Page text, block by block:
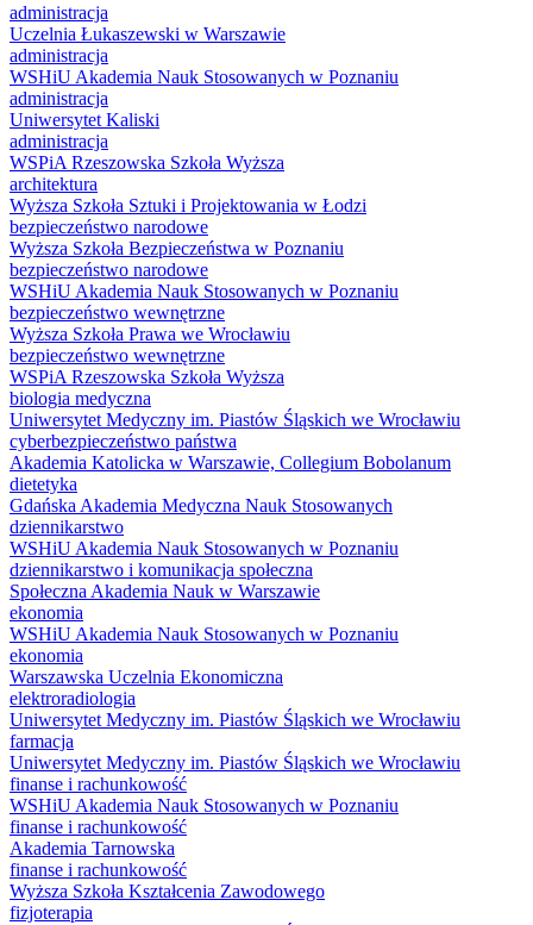
administracja
Uczelnia Łukaszewski w Warszawie
administracja
WSHiU Akademia Nauk Stosowanych w Poznaniu
administracja
Uniwersytet Kaliski
administracja
WSPiA Rzeszowska Szkoła Wyższa
architektura
Wyższa Szkoła Sztuki i Projektowania w Łodzi
bezpieczeństwo narodowe
Wyższa Szkoła Bezpieczeństwa w Poznaniu
bezpieczeństwo narodowe
WSHiU Akademia Nauk Stosowanych w Poznaniu
bezpieczeństwo wewnętrzne
Wyższa Szkoła Prawa we Wrocławiu
bezpieczeństwo wewnętrzne
WSPiA Rzeszowska Szkoła Wyższa
biologia medyczna
Uniwersytet Medyczny im. Piastów Śląskich we Wrocławiu
cyberbezpieczeństwo państwa
Akademia Katolicka w Warszawie, Collegium Bobolanum
dietetyka
Gdańska Akademia Medyczna Nauk Stosowanych
dziennikarstwo
WSHiU Akademia Nauk Stosowanych w Poznaniu
dziennikarstwo i komunikacja społeczna
Społeczna Akademia Nauk w Warszawie
ekonomia
WSHiU Akademia Nauk Stosowanych w Poznaniu
ekonomia
Warszawska Uczelnia Ekonomiczna
elektroradiologia
Uniwersytet Medyczny im. Piastów Śląskich we Wrocławiu
farmacja
Uniwersytet Medyczny im. Piastów Śląskich we Wrocławiu
finanse i rachunkowość
WSHiU Akademia Nauk Stosowanych w Poznaniu
finanse i rachunkowość
Akademia Tarnowska
finanse i rachunkowość
Wyższa Szkoła Kształcenia Zawodowego
fizjoterapia